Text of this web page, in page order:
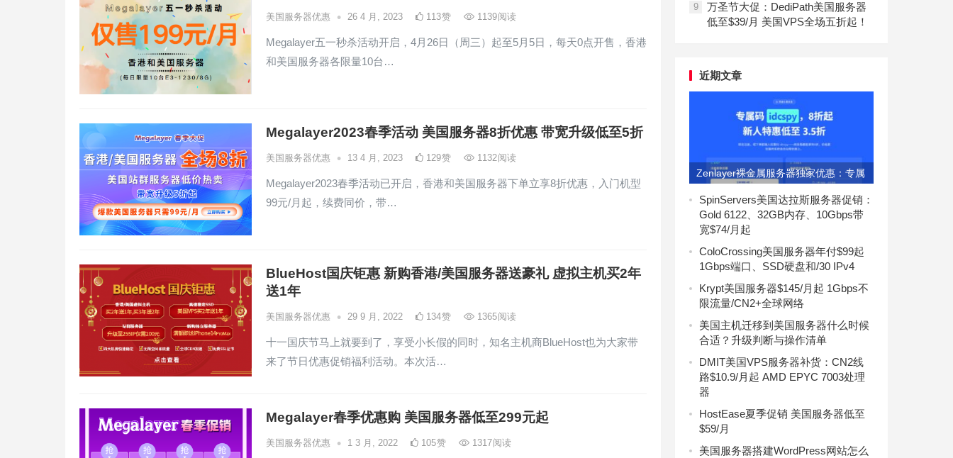
美国服务器优惠 • 26 4 月, 2023 113赞 1139阅读
Megalayer五一秒杀活动开启，4月26日（周三）起至5月5日，每天0点开售，香港
和美国服务器各限量10台…
Megalayer2023春季活动 美国服务器8折优惠 带宽升级低至5折
美国服务器优惠 • 13 4 月, 2023 129赞 1132阅读
Megalayer2023春季活动已开启，香港和美国服务器下单立享8折优惠，入门机型
99元/月起，续费同价，带…
BlueHost国庆钜惠 新购香港/美国服务器送豪礼 虚拟主机买2年
送1年
美国服务器优惠 • 29 9 月, 2022 134赞 1365阅读
十一国庆节马上就要到了，享受小长假的同时，知名主机商BlueHost也为大家带
来了节日优惠促销福利活动。本次活…
Megalayer春季优惠购 美国服务器低至299元起
美国服务器优惠 • 1 3 月, 2022 105赞 1317阅读
9
万圣节大促：DediPath美国服务器
低至$39/月 美国VPS全场五折起！
近期文章
Zenlayer裸金属服务器独家优惠：专属
码idcspy享8折
SpinServers美国达拉斯服务器促销：
Gold 6122、32GB内存、10Gbps带
宽$74/月起
ColoCrossing美国服务器年付$99起
1Gbps端口、SSD硬盘和/30 IPv4
Krypt美国服务器$145/月起 1Gbps不
限流量/CN2+全球网络
美国主机迁移到美国服务器什么时候
合适？升级判断与操作清单
DMIT美国VPS服务器补货：CN2线
路$10.9/月起 AMD EPYC 7003处理
器
HostEase夏季促销 美国服务器低至
$59/月
美国服务器搭建WordPress网站怎么